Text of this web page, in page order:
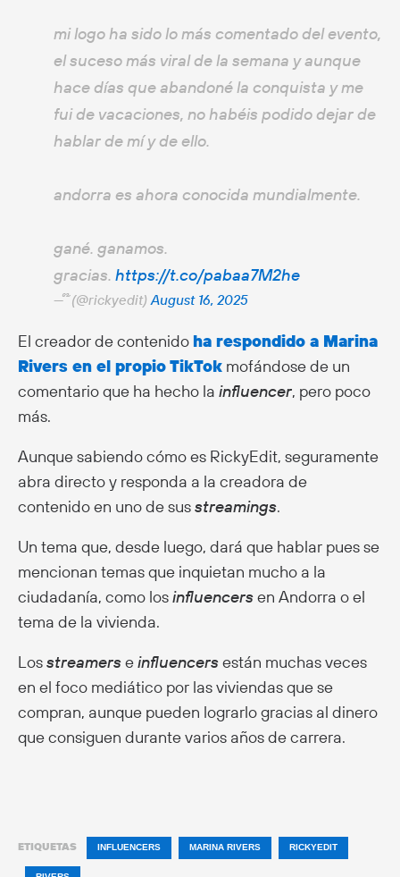
mi logo ha sido lo más comentado del evento,
el suceso más viral de la semana y aunque
hace días que abandoné la conquista y me
fui de vacaciones, no habéis podido dejar de
hablar de mí y de ello.
andorra es ahora conocida mundialmente.
gané. ganamos.
gracias. https://t.co/pabaa7M2he
— ໊ (@rickyedit) August 16, 2025
El creador de contenido ha respondido a Marina
Rivers en el propio TikTok mofándose de un
comentario que ha hecho la influencer, pero poco
más.
Aunque sabiendo cómo es RickyEdit, seguramente
abra directo y responda a la creadora de
contenido en uno de susstreamings.
Un tema que, desde luego, dará que hablar pues se
mencionan temas que inquietan mucho a la
ciudadanía, como losinfluencersen Andorra o el
tema de la vivienda.
Losstreamerseinfluencersestán muchas veces
en el foco mediático por las viviendas que se
compran, aunque pueden lograrlo gracias al dinero
que consiguen durante varios años de carrera.
ETIQUETAS INFLUENCERS MARINA RIVERS RICKYEDIT